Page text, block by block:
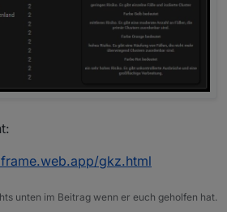
gkz.html
unten im Beitrag wenn er euch geholfen hat.